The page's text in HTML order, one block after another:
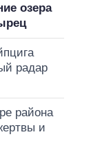
озера
радар
района
и